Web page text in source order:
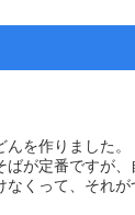
んを作りました
ばが定番ですが
なくって、それ